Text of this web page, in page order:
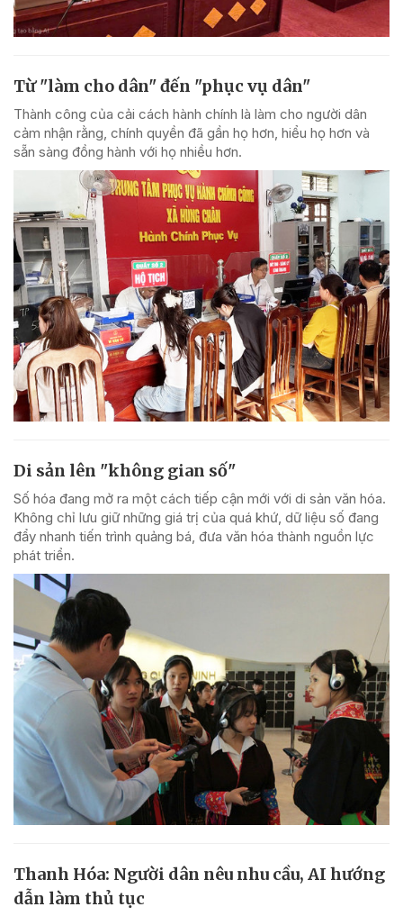
Từ "làm cho dân" đến "phục vụ dân"
Thành công của cải cách hành chính là làm cho người dân
cảm nhận rằng, chính quyền đã gần họ hơn, hiểu họ hơn và
sẵn sàng đồng hành với họ nhiều hơn.
Di sản lên "không gian số"
Số hóa đang mở ra một cách tiếp cận mới với di sản văn hóa.
Không chỉ lưu giữ những giá trị của quá khứ, dữ liệu số đang
đẩy nhanh tiến trình quảng bá, đưa văn hóa thành nguồn lực
phát triển.
Thanh Hóa: Người dân nêu nhu cầu, AI hướng
dẫn làm thủ tục